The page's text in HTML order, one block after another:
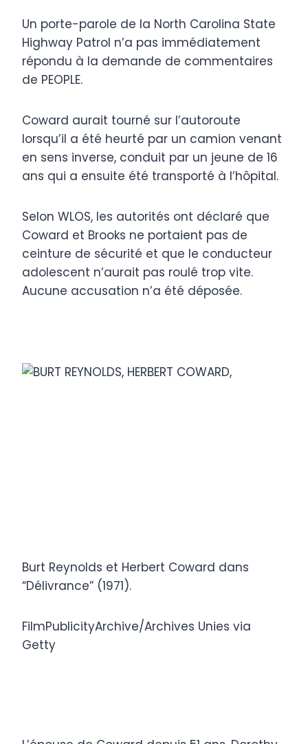
Un porte-parole de la North Carolina State
Highway Patrol n’a pas immédiatement
répondu à la demande de commentaires
de PEOPLE.
Coward aurait tourné sur l’autoroute
lorsqu’il a été heurté par un camion venant
en sens inverse, conduit par un jeune de 16
ans qui a ensuite été transporté à l’hôpital.
Selon WLOS, les autorités ont déclaré que
Coward et Brooks ne portaient pas de
ceinture de sécurité et que le conducteur
adolescent n’aurait pas roulé trop vite.
Aucune accusation n’a été déposée.
Burt Reynolds et Herbert Coward dans
“Délivrance” (1971).
FilmPublicityArchive/Archives Unies via
Getty